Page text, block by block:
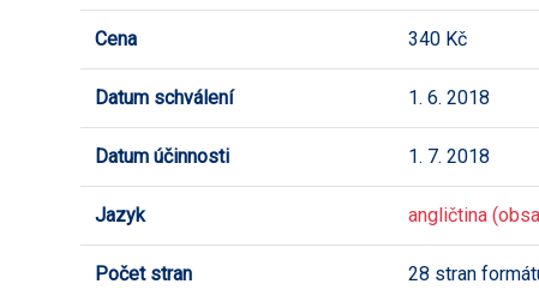
Cena 340 Kč
Datum schválení 1. 6. 2018
Datum účinnosti 1. 7. 2018
Jazyk angličtina
Počet stran 28 stran